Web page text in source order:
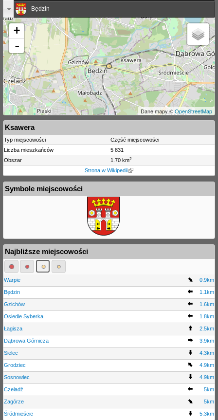
Będzin
+
-
Dane mapy ©OpenStreetMap
Ksawera
Typ miejscowości
Część miejscowości
Liczba mieszkańców
5 831
Obszar
1.70 km2
Strona w Wikipedii
Symbole miejscowości
Najbliższe miejscowości
Warpie 0.9km
Będzin 1.1km
Gzichów 1.6km
Osiedle Syberka 1.8km
Łagisza 2.5km
Dąbrowa Górnicza 3.9km
Sielec 4.3km
Grodziec 4.9km
Sosnowiec 4.9km
Czeladź 5km
Zagórze 5km
Śródmieście 5.3km